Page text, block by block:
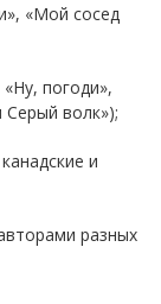
«Мой сосед
погоди»,
волк»);
и
разных